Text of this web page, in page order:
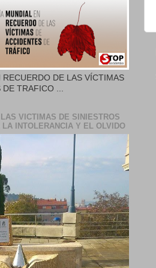
RECUERDO DE LAS VÍCTIMAS
TRAFICO ...
VICTIMAS DE SINIESTROS
INTOLERANCIA Y EL OLVIDO